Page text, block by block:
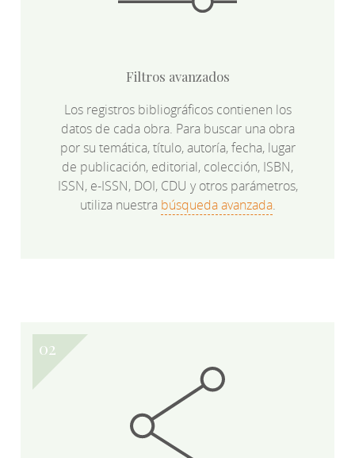
Filtros avanzados
Los registros bibliográficos contienen los
datos de cada obra. Para buscar una obra
por su temática, título, autoría, fecha, lugar
de publicación, editorial, colección, ISBN,
ISSN, e-ISSN, DOI, CDU y otros parámetros,
utiliza nuestra búsqueda avanzada.